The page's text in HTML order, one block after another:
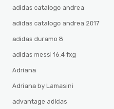
adidas catalogo andrea
adidas catalogo andrea 2017
adidas duramo 8
adidas messi 16.4 fxg
Adriana
Adriana by Lamasini
advantage adidas